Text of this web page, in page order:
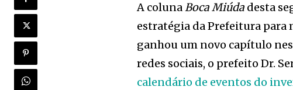
A colunaBoca Miúda desta
estratégia da Prefeitura para
ganhou um novo capítulo
redes sociais, o prefeito Dr.
calendário de eventos do